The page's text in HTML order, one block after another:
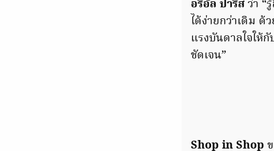
อรีอัล ปารีสว่า “
ได้ง่ายกว่าเดิม
แรงบันดาลใจให้
ชัดเจน”
Shop in Shop